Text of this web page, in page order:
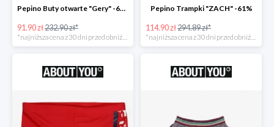
Pepino Buty otwarte "Gery" -61%
91.90 zł232.90 zł*
Pepino Trampki "ZACH" -61%
114.90 zł294.89 zł*